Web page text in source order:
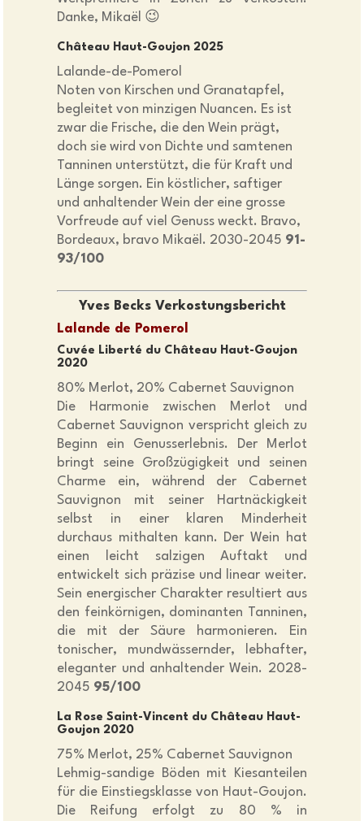
Danke, Mikaël 😉
Château Haut-Goujon 2025
Lalande-de-Pomerol
Noten von Kirschen und Granatapfel,
begleitet von minzigen Nuancen. Es ist
zwar die Frische, die den Wein prägt,
doch sie wird von Dichte und samtenen
Tanninen unterstützt, die für Kraft und
Länge sorgen. Ein köstlicher, saftiger
und anhaltender Wein der eine grosse
Vorfreude auf viel Genuss weckt. Bravo,
Bordeaux, bravo Mikaël. 2030-2045 91-
93/100
Yves Becks Verkostungsbericht
Lalande de Pomerol
Cuvée Liberté du Château Haut-Goujon
2020
80% Merlot, 20% Cabernet Sauvignon
Die Harmonie zwischen Merlot und
Cabernet Sauvignon verspricht gleich zu
Beginn ein Genusserlebnis. Der Merlot
bringt seine Großzügigkeit und seinen
Charme ein, während der Cabernet
Sauvignon mit seiner Hartnäckigkeit
selbst in einer klaren Minderheit
durchaus mithalten kann. Der Wein hat
einen leicht salzigen Auftakt und
entwickelt sich präzise und linear weiter.
Sein energischer Charakter resultiert aus
den feinkörnigen, dominanten Tanninen,
die mit der Säure harmonieren. Ein
tonischer, mundwässernder, lebhafter,
eleganter und anhaltender Wein. 2028-
2045 95/100
La Rose Saint-Vincent du Château Haut-
Goujon 2020
75% Merlot, 25% Cabernet Sauvignon
Lehmig-sandige Böden mit Kiesanteilen
für die Einstiegsklasse von Haut-Goujon.
Die Reifung erfolgt zu 80 % in